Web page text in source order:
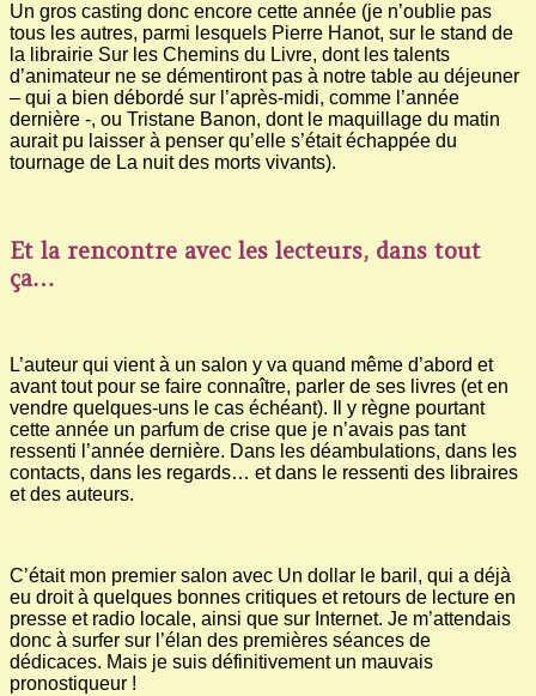
Un gros casting donc encore cette année (je n’oublie pas
tous les autres, parmi lesquels Pierre Hanot, sur le stand de
la librairie Sur les Chemins du Livre, dont les talents
d’animateur ne se démentiront pas à notre table au déjeuner
– qui a bien débordé sur l’après-midi, comme l’année
dernière -, ou Tristane Banon, dont le maquillage du matin
aurait pu laisser à penser qu’elle s’était échappée du
tournage de La nuit des morts vivants).
Et la rencontre avec les lecteurs, dans tout
ça…
L’auteur qui vient à un salon y va quand même d’abord et
avant tout pour se faire connaître, parler de ses livres (et en
vendre quelques-uns le cas échéant). Il y règne pourtant
cette année un parfum de crise que je n’avais pas tant
ressenti l’année dernière. Dans les déambulations, dans les
contacts, dans les regards… et dans le ressenti des libraires
et des auteurs.
C’était mon premier salon avec Un dollar le baril, qui a déjà
eu droit à quelques bonnes critiques et retours de lecture en
presse et radio locale, ainsi que sur Internet. Je m’attendais
donc à surfer sur l’élan des premières séances de
dédicaces. Mais je suis définitivement un mauvais
pronostiqueur !